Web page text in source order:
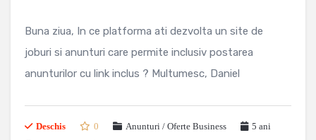
Buna ziua, In ce platforma ati dezvolta un site de
joburi si anunturi care permite inclusiv postarea
anunturilor cu link inclus ? Multumesc, Daniel
Deschis 0 Anunturi / Oferte Business
5 ani